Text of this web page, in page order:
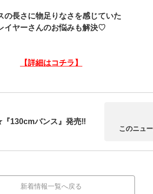
の長さに物足りなさを感じていた
イヤーさんのお悩みも解決♡
【詳細はコチラ】
130cmバンス』発売‼
このニュ
新着情報一覧へ戻る